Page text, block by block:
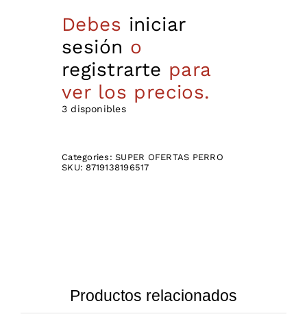
Debes iniciar
sesión o
registrarte para
ver los precios.
3 disponibles
Categories:SUPER OFERTAS PERRO
SKU: 8719138196517
Productos relacionados